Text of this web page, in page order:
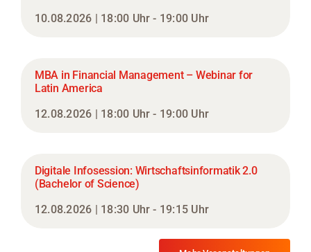
10.08.2026 | 18:00 Uhr - 19:00 Uhr
MBA in Financial Management – Webinar for
Latin America
12.08.2026 | 18:00 Uhr - 19:00 Uhr
Digitale Infosession: Wirtschaftsinformatik 2.0
(Bachelor of Science)
12.08.2026 | 18:30 Uhr - 19:15 Uhr